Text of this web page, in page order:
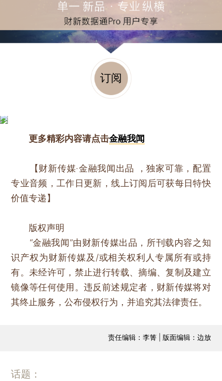
订阅
更多精彩内容请点击金融我闻
【财新传媒·金融我闻出品 ，独家可靠，配置
专业音频，工作日更新，线上订阅后可获每日特快
价值专递】
版权声明
“金融我闻”由财新传媒出品，所刊载内容之知
识产权为财新传媒及/或相关权利人专属所有或持
有。未经许可，禁止进行转载、摘编、复制及建立
镜像等任何使用。违反前述规定者，财新传媒将对
其终止服务，公布侵权行为，并追究其法律责任。
责任编辑：李箐 | 版面编辑：边放
话题：